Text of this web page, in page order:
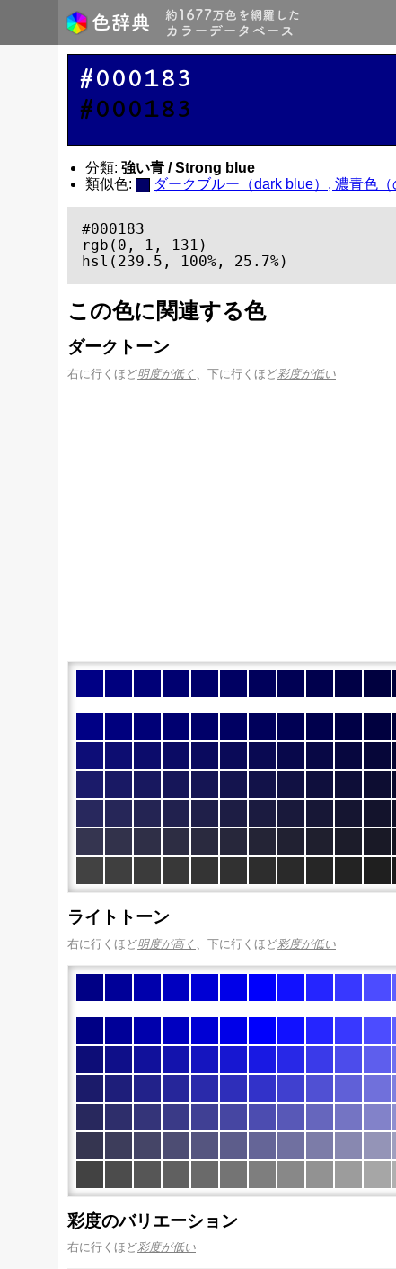
#000183
#000183
分類: 強い青 / Strong blue
類似色:
ダークブルー（dark blue）, 濃青色（
#000183
rgb(0, 1, 131)
hsl(239.5, 100%, 25.7%)
この色に関連する色
ダークトーン
右に行くほど明度が低く 、下に行くほど彩度が低い
ライトトーン
右に行くほど明度が高く 、下に行くほど彩度が低い
彩度のバリエーション
右に行くほど彩度が低い